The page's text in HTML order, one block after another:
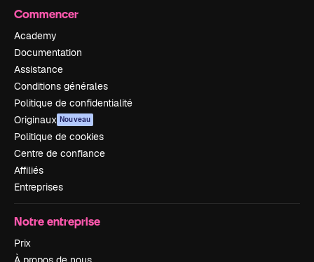
Commencer
Academy
Documentation
Assistance
Conditions générales
Politique de confidentialité
Originaux Nouveau
Politique de cookies
Centre de confiance
Affiliés
Entreprises
Notre entreprise
Prix